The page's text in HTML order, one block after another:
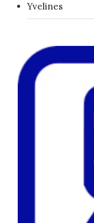
Yvelines